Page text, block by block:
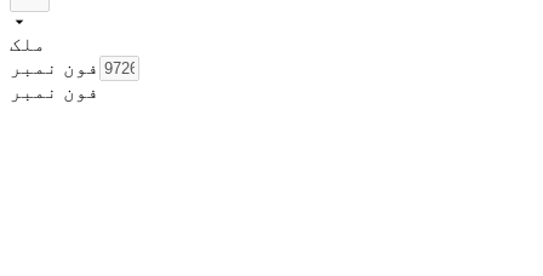
ملک
فون نمبر
فون نمبر